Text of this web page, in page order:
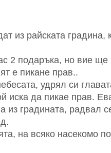
из райската градина,
2 подаръка, но вие ще
е пикане прав..
удрял си
иска да пикае прав.
из градината, радвал
на всяко насекомо